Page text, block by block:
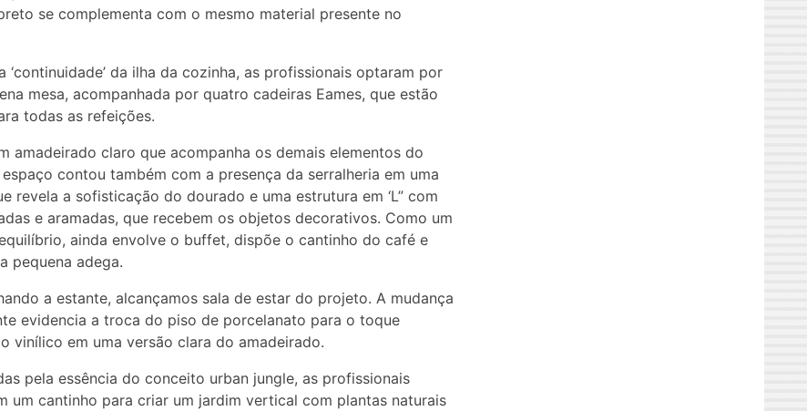
se complementa com o mesmo material presente no
‘continuidade’ da ilha da cozinha, as profissionais optaram por
mesa, acompanhada por quatro cadeiras Eames, que estão
todas as refeições.
amadeirado claro que acompanha os demais elementos do
contou também com a presença da serralheria em uma
revela a sofisticação do dourado e uma estrutura em ‘L” com
e aramadas, que recebem os objetos decorativos. Como um
ainda envolve o buffet, dispõe o cantinho do café e
pequena adega.
a estante, alcançamos sala de estar do projeto. A mudança
evidencia a troca do piso de porcelanato para o toque
vinílico em uma versão clara do amadeirado.
pela essência do conceito urban jungle, as profissionais
um cantinho para criar um jardim vertical com plantas naturais